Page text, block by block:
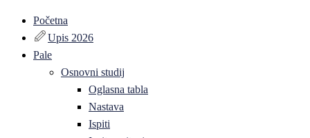
Početna
Upis 2026
Pale
Osnovni studij
Oglasna tabla
Nastava
Ispiti